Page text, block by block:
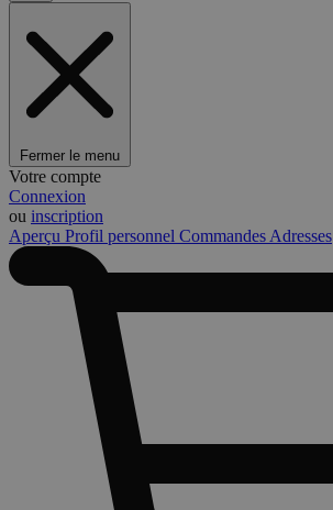
Fermer le menu
Votre compte
Connexion
ou inscription
Aperçu Profil personnel Commandes Adresses